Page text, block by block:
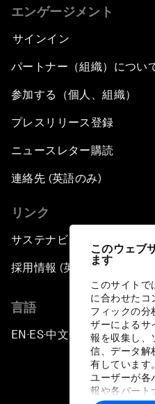
このウェブ
ます
このサイト
に合わせたコ
フィックの分
ザーによるサ
報を収集し、
信、データ解
有しています
ユーザーが各
報や各パート
エンゲージメント
サインイン
パートナー（組織）につい
参加する（個人、組織）
プレスリリース登録
ニュースレター購読
連絡先 (英語のみ)
リンク
サステナビリティへの取り
採用情報 (英語のみ)
言語
EN ▪ES▪中文▪ 日本語